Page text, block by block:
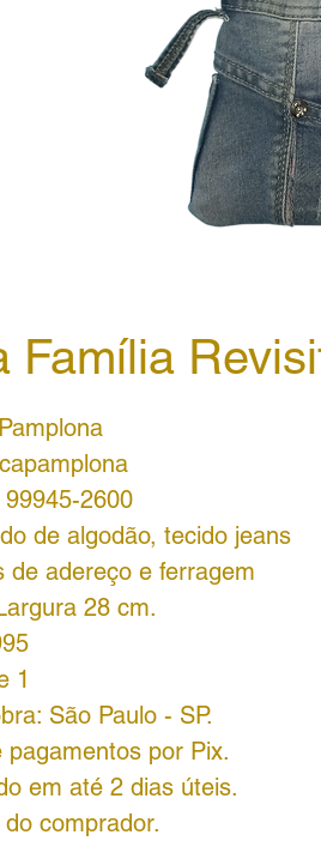
Família
2600
de algodão, tecido jeans
de adereço e ferragem
28 cm.
1
São Paulo - SP.
por Pix.
em até 2 dias úteis.
comprador.